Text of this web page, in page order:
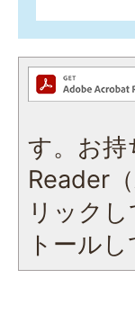
す。お
Reader
リック
トールし